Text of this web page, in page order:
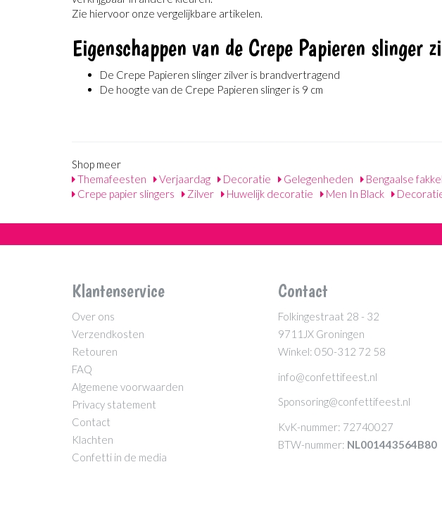
Zie hiervoor onze vergelijkbare artikelen.
Eigenschappen van de Crepe Papieren slinger
De Crepe Papieren slinger zilver is brandvertragend
De hoogte van de Crepe Papieren slinger is 9 cm
Shop meer
Themafeesten
Verjaardag Decoratie Gelegenheden Bengaalse
Crepe papier slingers
Zilver Huwelijk decoratie Men In Black
Klantenservice
Over ons
Verzendkosten
Retouren
FAQ
Algemene voorwaarden
Privacy statement
Contact
Klachten
Confetti in de media
Contact
Folkingestraat 28 - 32
9711JX Groningen
Winkel: 050-312 72 58
info@confettifeest.nl
Sponsoring@confettifeest.nl
KvK-nummer: 72740027
BTW-nummer: NL001443564B80